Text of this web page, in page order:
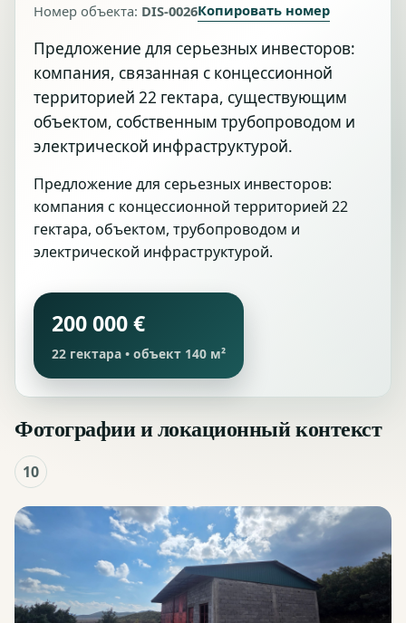
Номер объекта: DIS-0026Копировать номер
Предложение для серьезных инвесторов:
компания, связанная с концессионной
территорией 22 гектара, существующим
объектом, собственным трубопроводом и
электрической инфраструктурой.
Предложение для серьезных инвесторов:
компания с концессионной территорией 22
гектара, объектом, трубопроводом и
электрической инфраструктурой.
200 000 €
22 гектара • объект 140 м²
Фотографии и локационный контекст
10